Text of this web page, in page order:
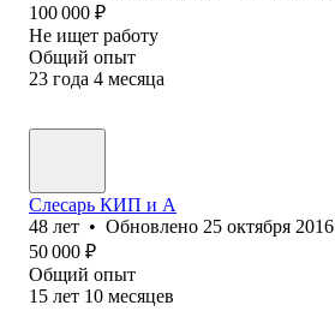
100 000 ₽
Не ищет работу
Общий опыт
23 года 4 месяца
Слесарь КИП и А
48 лет • Обновлено 25 октября 2016
50 000 ₽
Общий опыт
15 лет 10 месяцев